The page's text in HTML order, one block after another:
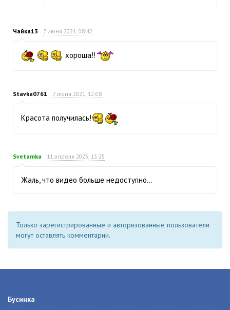
Чайка13 7 июня 2021, 08:42
хороша!!
Stavka0761 7 июня 2021, 12:08
Красота получилась!
Svetamka 11 апреля 2023, 13:25
Жаль, что видео больше недоступно…
Только зарегистрированные и авторизованные пользователи
могут оставлять комментарии.
Бусинка